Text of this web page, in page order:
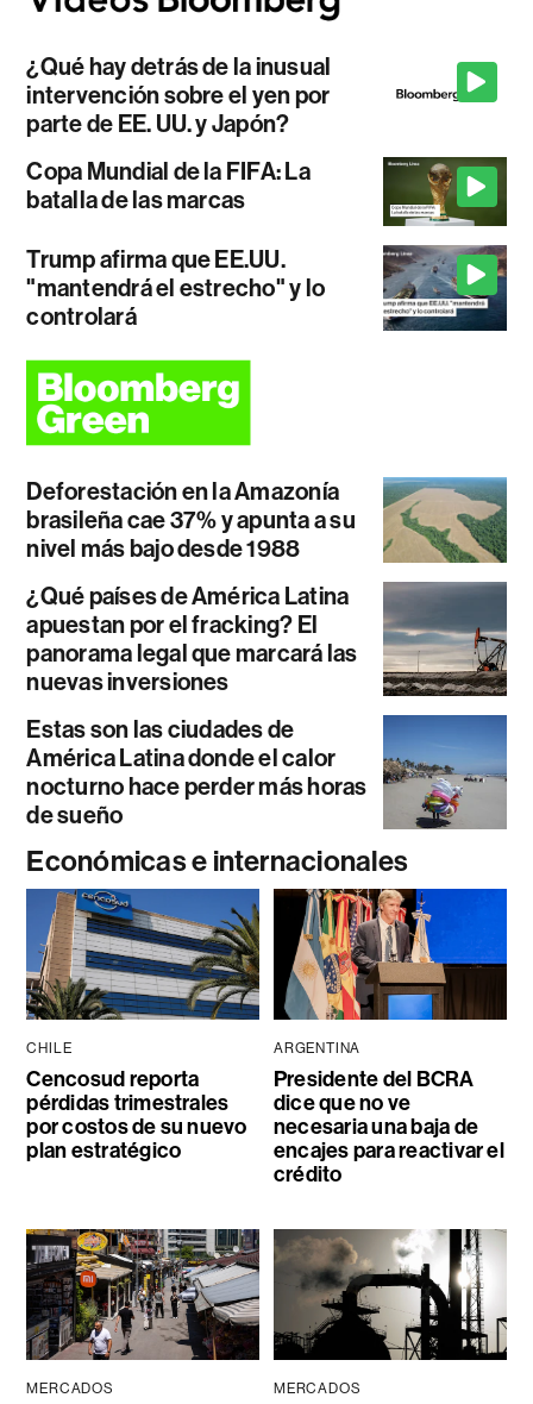
¿Qué hay detrás de la inusual
intervención sobre el yen por
parte de EE. UU. y Japón?
Copa Mundial de la FIFA: La
batalla de las marcas
Trump afirma que EE.UU.
"mantendrá el estrecho" y lo
controlará
Deforestación en la Amazonía
brasileña cae 37% y apunta a su
nivel más bajo desde 1988
¿Qué países de América Latina
apuestan por el fracking? El
panorama legal que marcará las
nuevas inversiones
Estas son las ciudades de
América Latina donde el calor
nocturno hace perder más horas
de sueño
Económicas e internacionales
CHILE
Cencosud reporta
pérdidas trimestrales
por costos de su nuevo
plan estratégico
ARGENTINA
Presidente del BCRA
dice que no ve
necesaria una baja de
encajes para reactivar el
crédito
MERCADOS MERCADOS